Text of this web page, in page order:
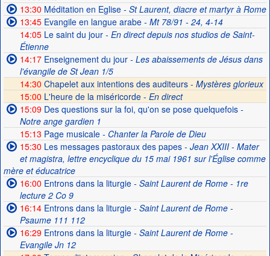
13:30 Méditation en Eglise- St Laurent, diacre et martyr à Rome
13:45Evangile en langue arabe- Mt 78/91 - 24, 4-14
14:05Le saint du jour- En direct depuis nos studios de Saint-
Étienne
14:17Enseignement du jour- Les abaissements de Jésus dans
l'évangile de St Jean 1/5
14:30 Chapelet aux intentions des auditeurs - Mystères glorieux
15:00 L'heure de la miséricorde - En direct
15:09Des questions sur la foi, qu'on se pose quelquefois-
Notre ange gardien 1
15:13 Page musicale- Chanter la Parole de Dieu
15:30 Les messages pastoraux des papes- Jean XXIII - Mater
et magistra, lettre encyclique du 15 mai 1961 sur l'Église comme
mère et éducatrice
16:00 Entrons dans la liturgie- Saint Laurent de Rome - 1re
lecture 2 Co 9
16:14Entrons dans la liturgie- Saint Laurent de Rome -
Psaume 111 112
16:29Entrons dans la liturgie- Saint Laurent de Rome -
Evangile Jn 12